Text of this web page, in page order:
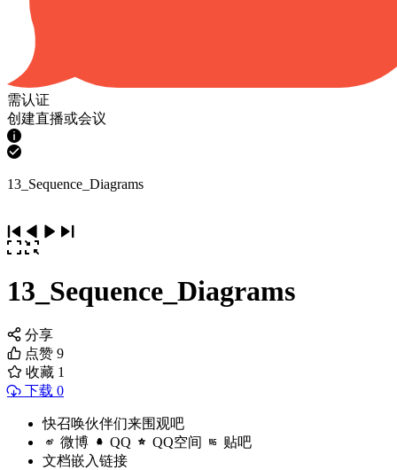
需认证
创建直播或会议
13_Sequence_Diagrams
13_Sequence_Diagrams
分享
点赞 9
收藏 1
下载 0
快召唤伙伴们来围观吧
微博 QQ QQ空间 贴吧
文档嵌入链接